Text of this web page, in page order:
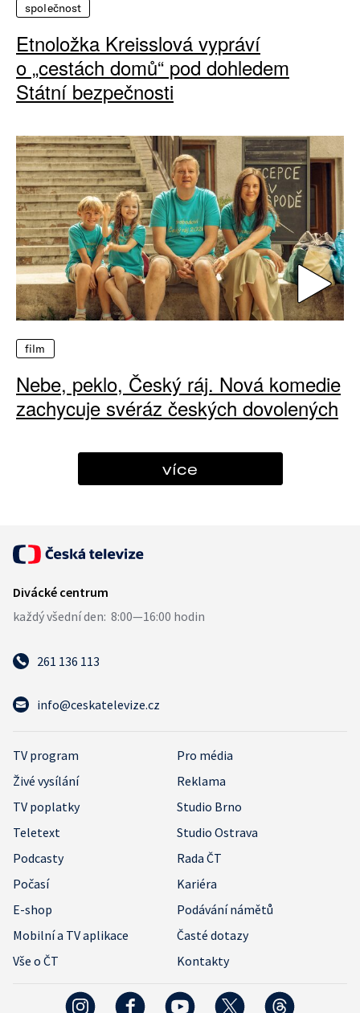
společnost
Etnoložka Kreisslová vypráví
o „cestách domů“ pod dohledem
Státní bezpečnosti
film
Nebe, peklo, Český ráj. Nová komedie
zachycuje svéráz českých dovolených
více
261 136 113
info@ceskatelevize.cz
TV program
Pro média
Živé vysílání
Reklama
TV poplatky
Studio Brno
Teletext
Studio Ostrava
Podcasty
Rada ČT
Počasí
Kariéra
E-shop
Podávání námětů
Mobilní a TV aplikace
Časté dotazy
Vše o ČT
Kontakty